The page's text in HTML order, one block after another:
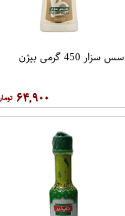
سس سزار 450 گرمی بیژن
۶۴,۹۰۰